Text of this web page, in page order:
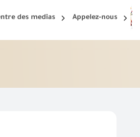
des medias Appelez-nous